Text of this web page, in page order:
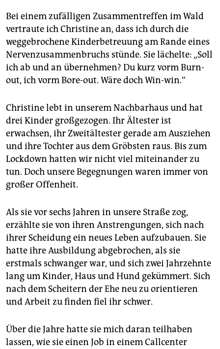
Bei einem zufälligen Zusammentreffen im Wald
vertraute ich Christine an, dass ich durch die
weggebrochene Kinderbetreuung am Rande eines
Nervenzusammenbruchs stünde. Sie lächelte: „Soll
ich ab und an übernehmen? Du kurz vorm Burn-
out, ich vorm Bore-out. Wäre doch Win-win.“
Christine lebt in unserem Nachbarhaus und hat
drei Kinder großgezogen. Ihr Ältester ist
erwachsen, ihr Zweitältester gerade am Ausziehen
und ihre Tochter aus dem Gröbsten raus. Bis zum
Lockdown hatten wir nicht viel miteinander zu
tun. Doch unsere Begegnungen waren immer von
großer Offenheit.
Als sie vor sechs Jahren in unsere Straße zog,
erzählte sie von ihren Anstrengungen, sich nach
ihrer Scheidung ein neues Leben aufzubauen. Sie
hatte ihre Ausbildung abgebrochen, als sie
erstmals schwanger war, und sich zwei Jahrzehnte
lang um Kinder, Haus und Hund gekümmert. Sich
nach dem Scheitern der Ehe neu zu orientieren
und Arbeit zu finden fiel ihr schwer.
Über die Jahre hatte sie mich daran teilhaben
lassen, wie sie einen Job in einem Callcenter